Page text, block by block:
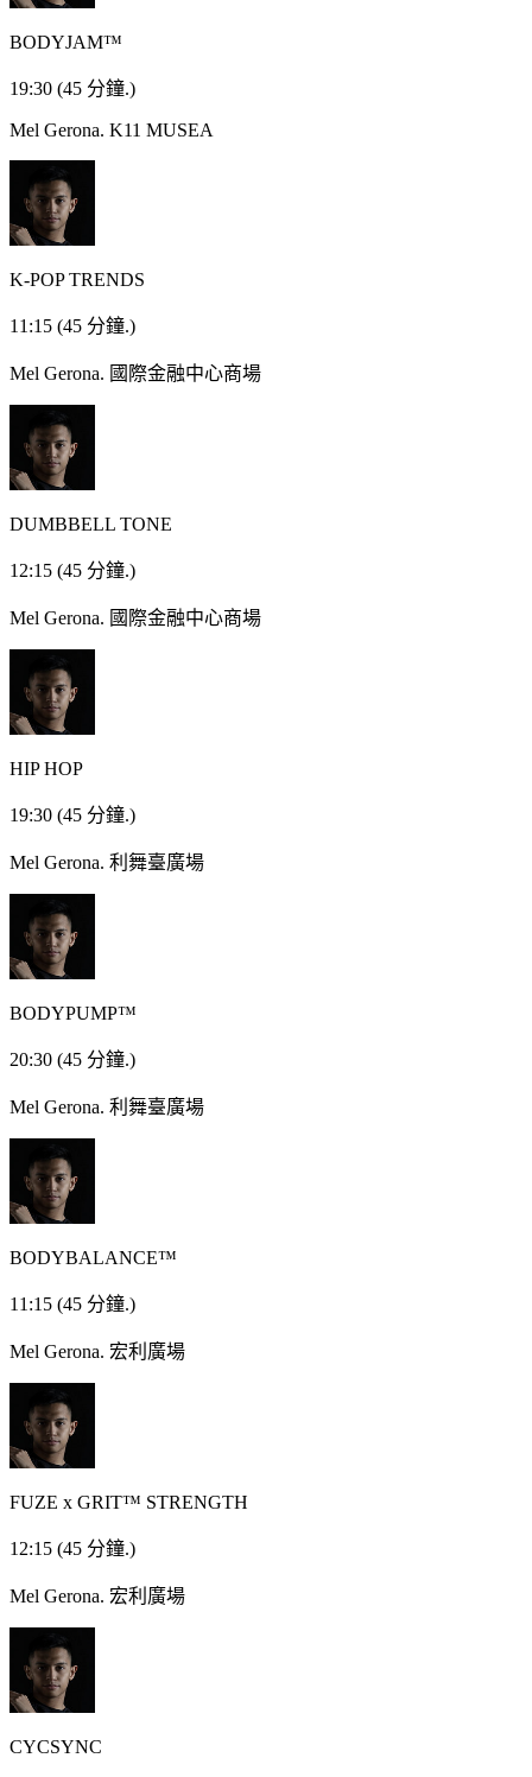
BODYJAM™
19:30 (45 分鐘.)
Mel Gerona. K11 MUSEA
K-POP TRENDS
11:15 (45 分鐘.)
Mel Gerona. 國際金融中心商場
DUMBBELL TONE
12:15 (45 分鐘.)
Mel Gerona. 國際金融中心商場
HIP HOP
19:30 (45 分鐘.)
Mel Gerona. 利舞臺廣場
BODYPUMP™
20:30 (45 分鐘.)
Mel Gerona. 利舞臺廣場
BODYBALANCE™
11:15 (45 分鐘.)
Mel Gerona. 宏利廣場
FUZE x GRIT™ STRENGTH
12:15 (45 分鐘.)
Mel Gerona. 宏利廣場
CYCSYNC